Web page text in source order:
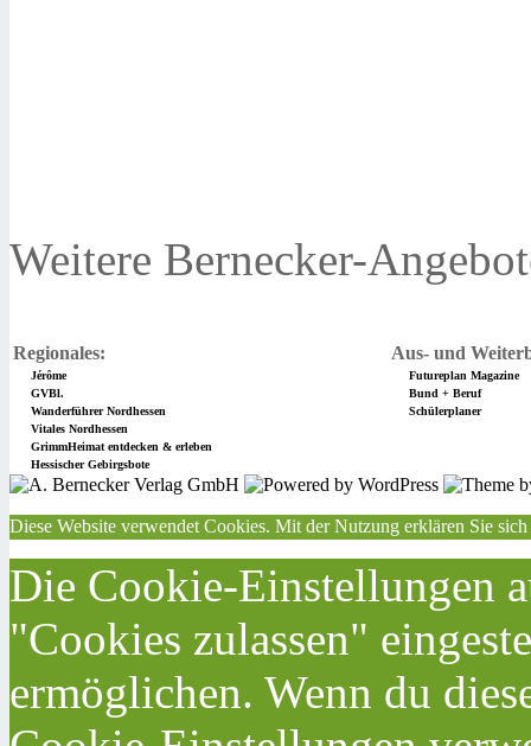
Weitere Bernecker-
Regionales: Aus- und
Jérôme
Futureplan Magazine
GVBl.
Bund + Beruf
Wanderführer Nordhessen
Schülerplaner
Vitales Nordhessen
GrimmHeimat entdecken & erleben
Hessischer Gebirgsbote
Diese Website verwendet Cookies. Mit der Nutzung erklären Sie
Die Cookie-Einstellungen
"Cookies zulassen"
ermöglichen. Wenn du